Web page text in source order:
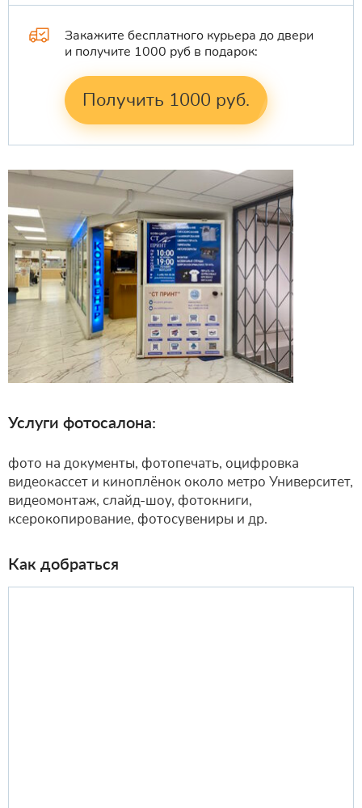
Услуги фотосалона:
фото на документы, фотопечать, оцифровка
видеокассет и киноплёнок около метро Университет,
видеомонтаж, слайд-шоу, фотокниги,
ксерокопирование, фотосувениры и др.
Как добраться
Закажите бесплатного курьера до двери
и получите 1000 руб в подарок:
Получить 1000 руб.